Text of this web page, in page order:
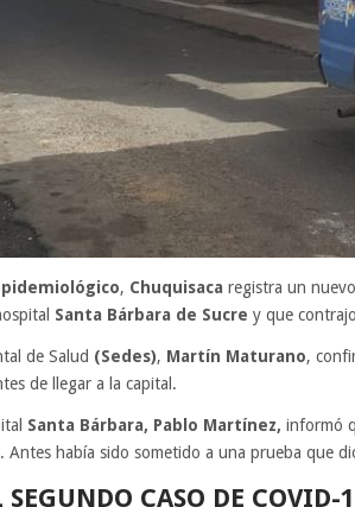
, Chuquisaca registra un
Santa Bárbara de Sucre y que
de Salud (Sedes), Martín Maturano,
de llegar a la capital.
Santa Bárbara, Pablo Martínez, informó
Antes había sido sometido a una prueba que
SEGUNDO CASO DE